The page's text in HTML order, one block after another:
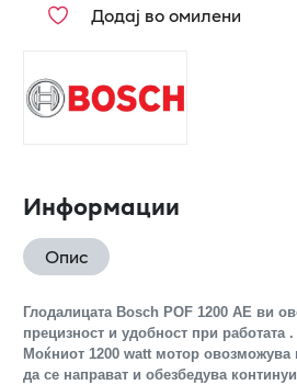
Додај во омилени
Информации
Опис
Глодалицата Bosch POF 1200 AE ви
прецизност и удобност при работата .
Моќниот 1200 watt мотор овозможува
да се направат и обезбедува